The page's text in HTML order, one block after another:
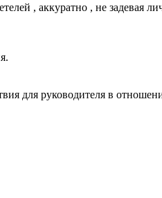
, аккуратно , не задевая
для руководителя в